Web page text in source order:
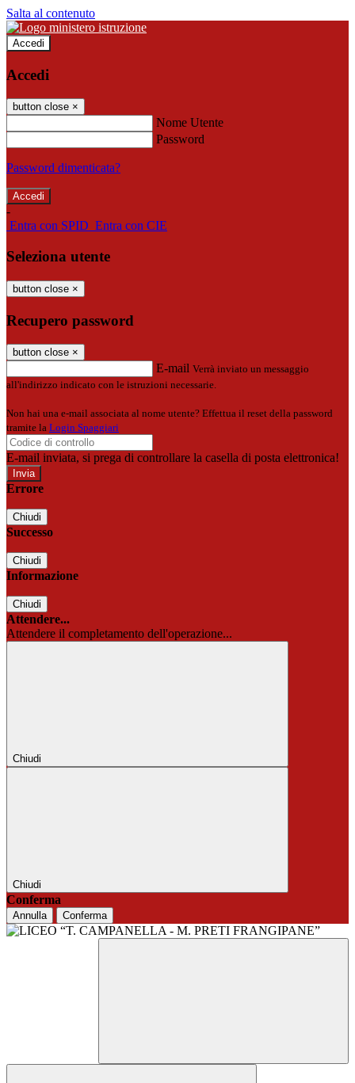
Salta al contenuto
Accedi
Accedi
button close ×
Nome Utente
Password
Password dimenticata?
-
Entra con SPID Entra con CIE
Seleziona utente
button close ×
Recupero password
button close ×
E-mail Verrà inviato un messaggio
all'indirizzo indicato con le istruzioni necessarie.
Non hai una e-mail associata al nome utente? Effettua il reset della password
tramite la Login Spaggiari
E-mail inviata, si prega di controllare la casella di posta elettronica!
Errore
Chiudi
Successo
Chiudi
Informazione
Chiudi
Attendere...
Attendere il completamento dell'operazione...
Chiudi
Chiudi
Conferma
Annulla Conferma